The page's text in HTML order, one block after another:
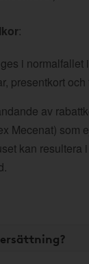
:
i normalfallet
presentkort och
av
Mecenat) som
kan resultera